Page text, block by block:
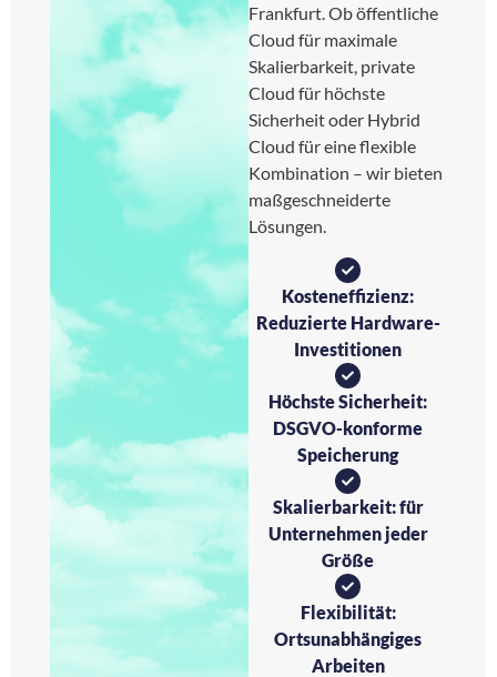
Frankfurt. Ob öffentliche
Cloud für maximale
Skalierbarkeit, private
Cloud für höchste
Sicherheit oder Hybrid
Cloud für eine flexible
Kombination – wir bieten
maßgeschneiderte
Lösungen.
Kosteneffizienz:
Reduzierte Hardware-
Investitionen
Höchste Sicherheit:
DSGVO-konforme
Speicherung
Skalierbarkeit: für
Unternehmen jeder
Größe
Flexibilität:
Ortsunabhängiges
Arbeiten